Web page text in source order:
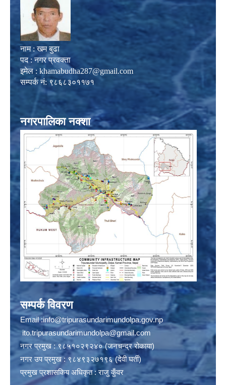
नाम : खम बुढा
पद : नगर प्रवक्ता
इमेल : khamabudha287@gmail.com
सम्पर्क नं: ९८६८३०११७१
नगरपालिका नक्शा
सम्पर्क विवरण
Email :info@tripurasundarimundolpa.gov.np
ito.tripurasundarimundolpa@gmail.com
नगर प्रमुख : ९८५१०२९२४० (जनचन्द्र रोकाया)
नगर उप प्रमुख : ९८४९३२७१९६ (देवी घर्ती)
प्रमुख प्रशासकिय अधिकृत : राजु कुँवर